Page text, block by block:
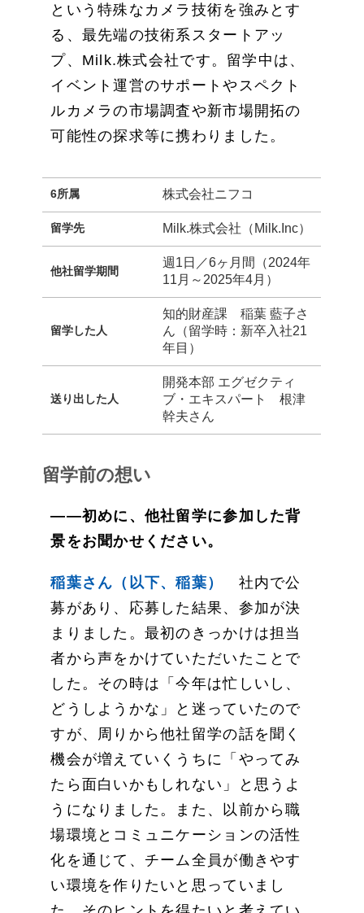
という特殊なカメラ技術を強みとす
る、最先端の技術系スタートアッ
プ、Milk.株式会社です。留学中は、
イベント運営のサポートやスペクト
ルカメラの市場調査や新市場開拓の
可能性の探求等に携わりました。
6所属 株式会社ニフコ
留学先 Milk.株式会社（Milk.Inc）
他社留学期間
週1日／6ヶ月間（2024年
11月～2025年4月）
留学した人
知的財産課 稲葉 藍子さ
ん（留学時：新卒入社21
年目）
送り出した人
開発本部 エグゼクティ
ブ・エキスパート 根津
幹夫さん
留学前の想い
——初めに、他社留学に参加した背
景をお聞かせください。
稲葉さん（以下、稲葉）
社内で公
募があり、応募した結果、参加が決
まりました。最初のきっかけは担当
者から声をかけていただいたことで
した。その時は「今年は忙しいし、
どうしようかな」と迷っていたので
すが、周りから他社留学の話を聞く
機会が増えていくうちに「やってみ
たら面白いかもしれない」と思うよ
うになりました。また、以前から職
場環境とコミュニケーションの活性
化を通じて、チーム全員が働きやす
い環境を作りたいと思っていまし